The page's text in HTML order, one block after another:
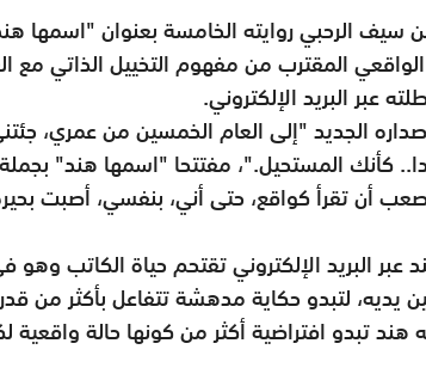
سيف الرحبي روايته الخامسة بعنوان "اسمها
الواقعي المقترب من مفهوم التخييل الذاتي مع
عبر البريد الإلكتروني.
الجديد "إلى العام الخمسين من عمري،
كأنك المستحيل."، مفتتحا "اسمها هند"
أن تقرأ كواقع، حتى أني، بنفسي، أصبت
عبر البريد الإلكتروني تقتحم حياة الكاتب
يديه، لتبدو حكاية مدهشة تتفاعل بأكثر من
هند تبدو افتراضية أكثر من كونها حالة